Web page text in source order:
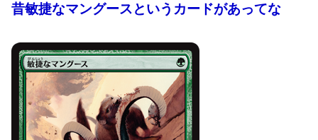
昔敏捷なマングースというカードがあってな